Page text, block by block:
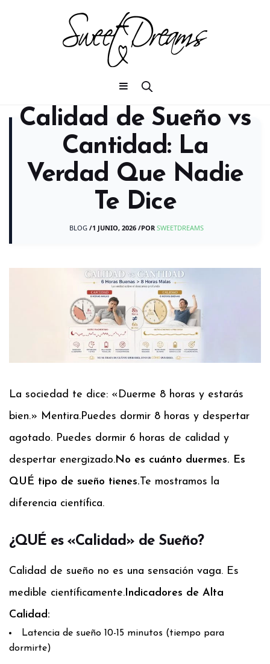
Calidad de Sueño vs
Cantidad: La
Verdad Que Nadie
Te Dice
BLOG /1 JUNIO, 2026 /POR SWEETDREAMS
La sociedad te dice: «Duerme 8 horas y estarás
bien.» Mentira.Puedes dormir 8 horas y despertar
agotado. Puedes dormir 6 horas de calidad y
despertar energizado.No es cuánto duermes. Es
QUÉ tipo de sueño tienes. Te mostramos la
diferencia científica.
¿QUÉ es «Calidad» de Sueño?
Calidad de sueño no es una sensación vaga. Es
medible científicamente.Indicadores de Alta
Calidad:
Latencia de sueño 10-15 minutos (tiempo para
dormirte)